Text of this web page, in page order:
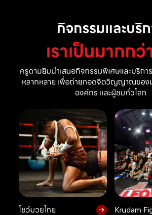
กิจกรรมและบริ
เราเป็นมากก
ครูดามยิมนำเสนอกิจกรรมพิเศษและบริกา
หลากหลาย เพื่อถ่ายทอดจิตวิญญาณของ
องค์กร และผู้ชมทั่วโลก
โชว์มวยไทย Krudam